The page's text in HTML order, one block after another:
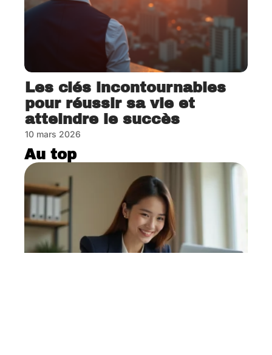
Les clés incontournables
pour réussir sa vie et
atteindre le succès
10 mars 2026
Au top